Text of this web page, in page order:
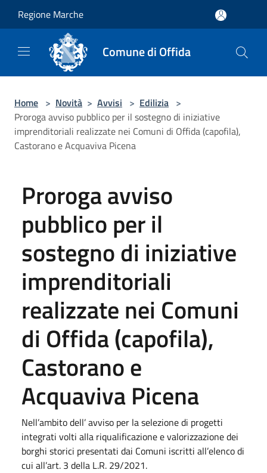
Regione Marche
Comune di Offida
Home > Novità > Avvisi > Edilizia >
Proroga avviso pubblico per il sostegno di iniziative
imprenditoriali realizzate nei Comuni di Offida (capofila),
Castorano e Acquaviva Picena
Proroga avviso
pubblico per il
sostegno di iniziative
imprenditoriali
realizzate nei Comuni
di Offida (capofila),
Castorano e
Acquaviva Picena
Nell’ambito dell’ avviso per la selezione di progetti
integrati volti alla riqualificazione e valorizzazione dei
borghi storici presentati dai Comuni iscritti all’elenco di
cui all’art. 3 della L.R. 29/2021.